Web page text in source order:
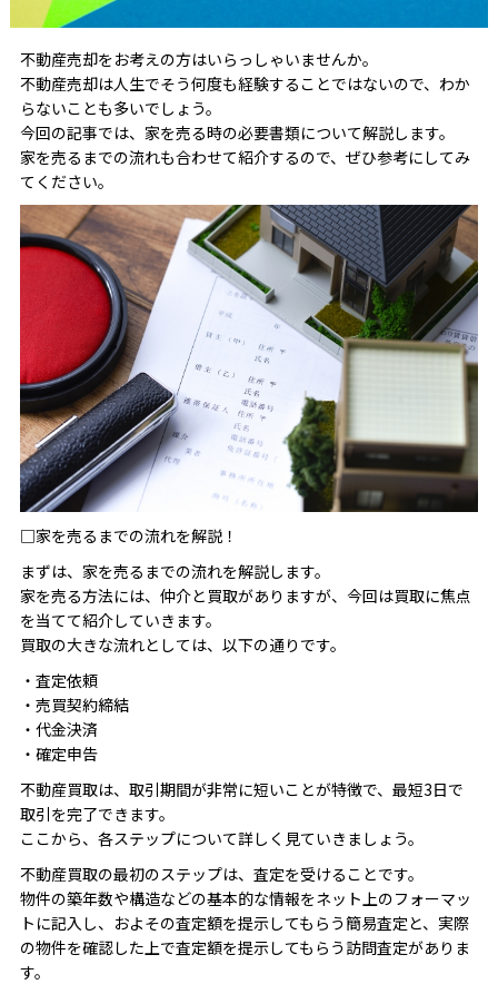
不動産売却をお考えの方はいらっしゃいませんか。
不動産売却は人生でそう何度も経験することではないので、わか
らないことも多いでしょう。
今回の記事では、家を売る時の必要書類について解説します。
家を売るまでの流れも合わせて紹介するので、ぜひ参考にしてみ
てください。
□家を売るまでの流れを解説！
まずは、家を売るまでの流れを解説します。
家を売る方法には、仲介と買取がありますが、今回は買取に焦点
を当てて紹介していきます。
買取の大きな流れとしては、以下の通りです。
・査定依頼
・売買契約締結
・代金決済
・確定申告
不動産買取は、取引期間が非常に短いことが特徴で、最短3日で
取引を完了できます。
ここから、各ステップについて詳しく見ていきましょう。
不動産買取の最初のステップは、査定を受けることです。
物件の築年数や構造などの基本的な情報をネット上のフォーマッ
トに記入し、およその査定額を提示してもらう簡易査定と、実際
の物件を確認した上で査定額を提示してもらう訪問査定がありま
す。